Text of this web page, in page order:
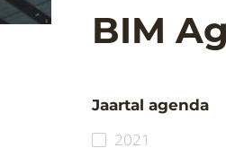
BIM
Jaartal agenda
2021